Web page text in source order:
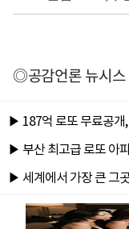
◎공감언론 뉴시스